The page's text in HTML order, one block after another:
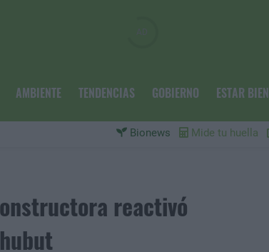
AMBIENTE TENDENCIAS GOBIERNO ESTAR BIEN
Bionews Mide tu huella
reactivó